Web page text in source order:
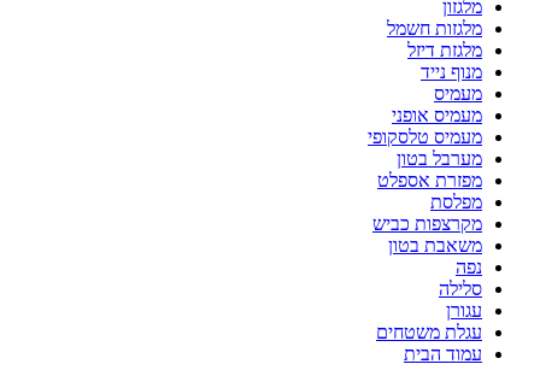
מלגזון
מלגזות חשמל
מלגזת דיזל
מנוף נייד
מעמיס
מעמיס אופני
מעמיס טלסקופי
מערבל בטון
מפזרת אספלט
מפלסת
מקרצפות כביש
משאבת בטון
נפה
סלילה
עגורן
עגלת משטחים
עמוד הבית